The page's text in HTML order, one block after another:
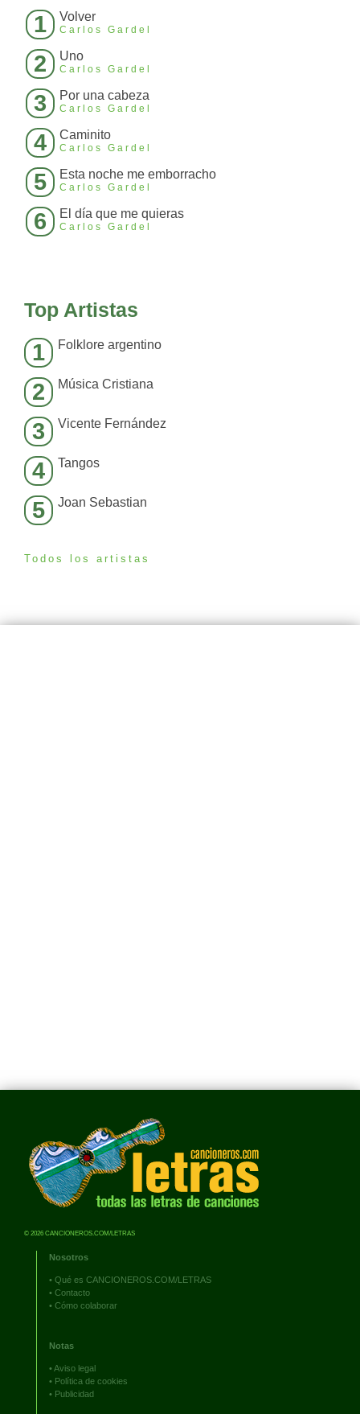
1 Volver
Carlos Gardel
2 Uno
Carlos Gardel
3 Por una cabeza
Carlos Gardel
4 Caminito
Carlos Gardel
5 Esta noche me emborracho
Carlos Gardel
6 El día que me quieras
Carlos Gardel
Top Artistas
1 Folklore argentino
2 Música Cristiana
3 Vicente Fernández
4 Tangos
5 Joan Sebastian
Todos los artistas
© 2026 CANCIONEROS.COM/LETRAS
Nosotros
• Qué es CANCIONEROS.COM/LETRAS
• Contacto
• Cómo colaborar
Notas
•Aviso legal
• Política de cookies
• Publicidad